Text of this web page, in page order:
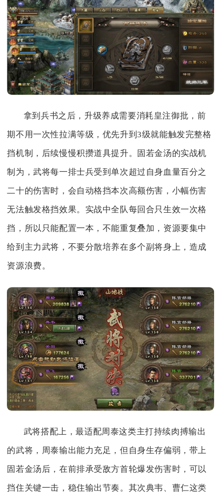
拿到兵书之后，升级养成需要消耗皇注御批，前
期不用一次性拉满等级，优先升到3级就能触发完整格
挡机制，后续慢慢积攒道具提升。固若金汤的实战机
制为，武将每一排士兵受到单次超过自身血量百分之
二十的伤害时，会自动格挡本次高额伤害，小幅伤害
无法触发格挡效果。实战中全队每回合只生效一次格
挡，所以只能配置一本，不能重复叠加，资源要集中
给到主力武将，不要分散培养在多个副将身上，造成
资源浪费。
武将搭配上，最适配周泰这类主打持续肉搏输出
的武将，周泰输出能力充足，但自身生存偏弱，带上
固若金汤后，在前排承受敌方首轮爆发伤害时，可以
挡住关键一击，稳住输出节奏。其次典韦、曹仁这类